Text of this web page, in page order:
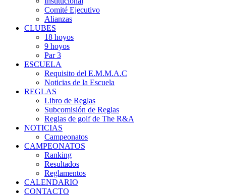
Comité Ejecutivo
Alianzas
CLUBES
18 hoyos
9 hoyos
Par 3
ESCUELA
Requisito del E.M.M.A.C
Noticias de la Escuela
REGLAS
Libro de Reglas
Subcomisión de Reglas
Reglas de golf de The R&A
NOTICIAS
Campeonatos
CAMPEONATOS
Ranking
Resultados
Reglamentos
CALENDARIO
CONTACTO